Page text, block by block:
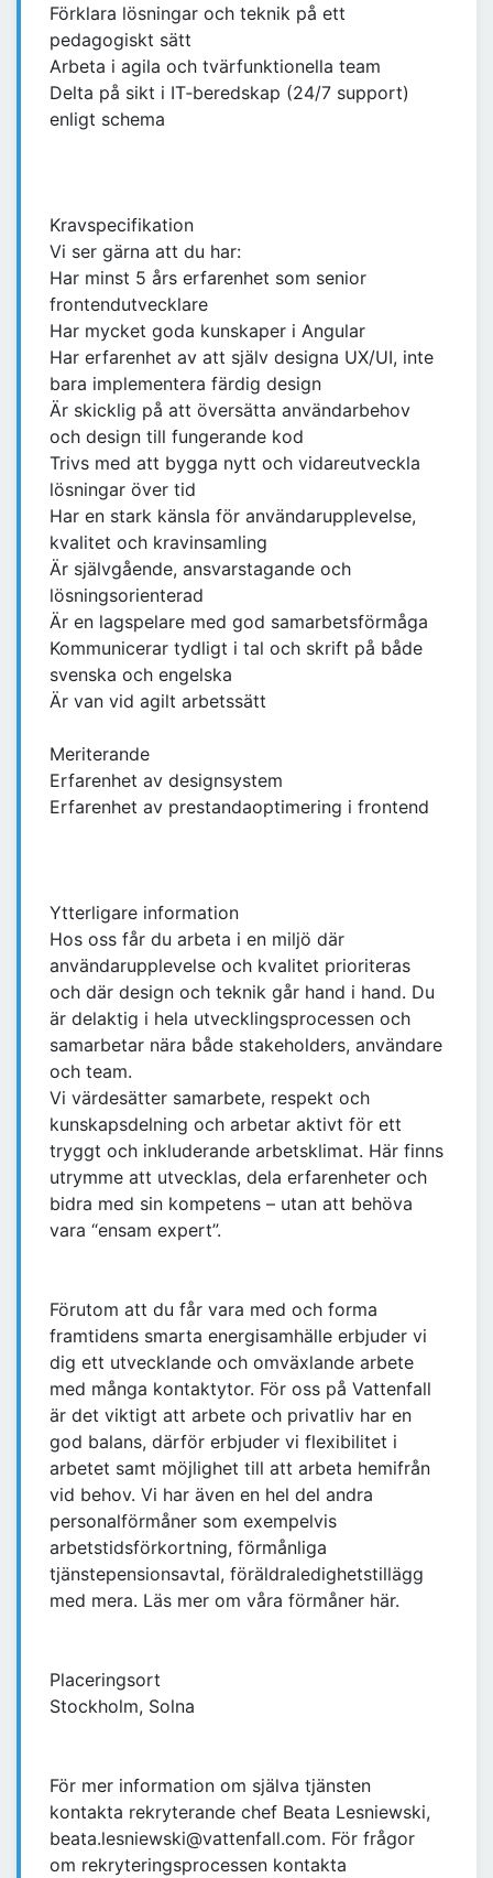
Förklara lösningar och teknik på ett
pedagogiskt sätt
Arbeta i agila och tvärfunktionella team
Delta på sikt i IT‑beredskap (24/7 support)
enligt schema
Kravspecifikation
Vi ser gärna att du har:
Har minst 5 års erfarenhet som senior
frontendutvecklare
Har mycket goda kunskaper i Angular
Har erfarenhet av att själv designa UX/UI, inte
bara implementera färdig design
Är skicklig på att översätta användarbehov
och design till fungerande kod
Trivs med att bygga nytt och vidareutveckla
lösningar över tid
Har en stark känsla för användarupplevelse,
kvalitet och kravinsamling
Är självgående, ansvarstagande och
lösningsorienterad
Är en lagspelare med god samarbetsförmåga
Kommunicerar tydligt i tal och skrift på både
svenska och engelska
Är van vid agilt arbetssätt
Meriterande
Erfarenhet av designsystem
Erfarenhet av prestandaoptimering i frontend
Ytterligare information
Hos oss får du arbeta i en miljö där
användarupplevelse och kvalitet prioriteras
och där design och teknik går hand i hand. Du
är delaktig i hela utvecklingsprocessen och
samarbetar nära både stakeholders, användare
och team.
Vi värdesätter samarbete, respekt och
kunskapsdelning och arbetar aktivt för ett
tryggt och inkluderande arbetsklimat. Här finns
utrymme att utvecklas, dela erfarenheter och
bidra med sin kompetens – utan att behöva
vara “ensam expert”.
Förutom att du får vara med och forma
framtidens smarta energisamhälle erbjuder vi
dig ett utvecklande och omväxlande arbete
med många kontaktytor. För oss på Vattenfall
är det viktigt att arbete och privatliv har en
god balans, därför erbjuder vi flexibilitet i
arbetet samt möjlighet till att arbeta hemifrån
vid behov. Vi har även en hel del andra
personalförmåner som exempelvis
arbetstidsförkortning, förmånliga
tjänstepensionsavtal, föräldraledighetstillägg
med mera. Läs mer om våra förmåner här.
Placeringsort
Stockholm, Solna
För mer information om själva tjänsten
kontakta rekryterande chef Beata Lesniewski,
beata.lesniewski@vattenfall.com. För frågor
om rekryteringsprocessen kontakta